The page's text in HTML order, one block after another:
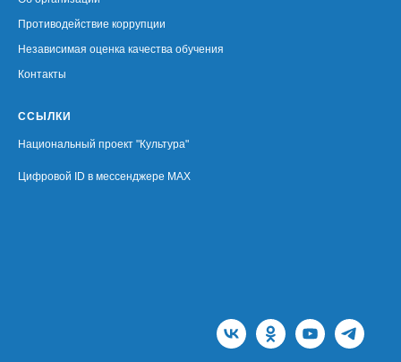
Противодействие коррупции
Независимая оценка качества обучения
Контакты
ССЫЛКИ
Национальный проект "Культура"
Цифровой ID в мессенджере MAX